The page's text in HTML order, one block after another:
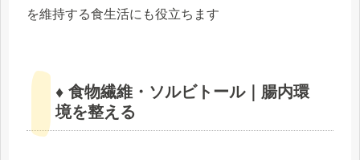
を維持する食生活にも役立ちます
♦ 食物繊維・ソルビトール｜腸内環
境を整える